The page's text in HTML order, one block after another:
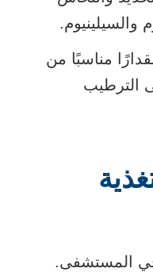
والسيلينيوم.
مناسبًا من
الترطيب
في المستشفى.